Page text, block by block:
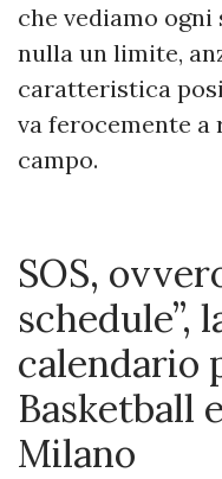
che vediamo
nulla un limite,
caratteristica
va ferocemente
campo.
SOS,
schedule”,
calendario
Basketball
Milano